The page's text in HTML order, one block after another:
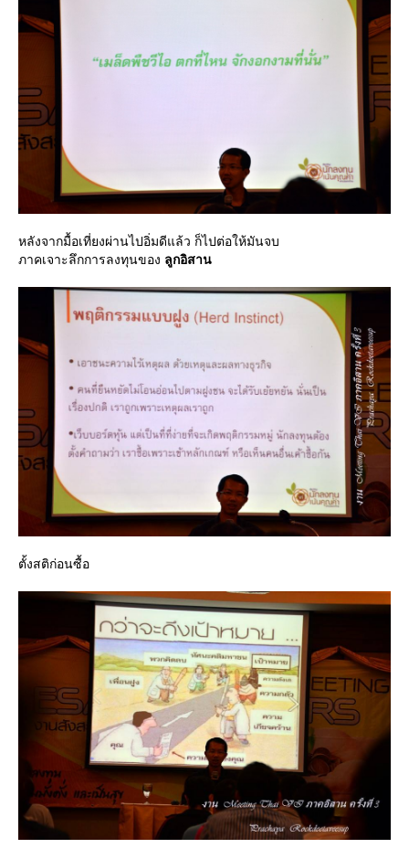
หลังจากมื้อเที่ยงผ่านไปอิ่มดีแล้ว ก็ไปต่อให้มันจบ
ภาคเจาะลึกการลงทุนของ ลูกอิสาน
ตั้งสติก่อนซื้อ